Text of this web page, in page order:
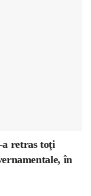
a retras toţi
în